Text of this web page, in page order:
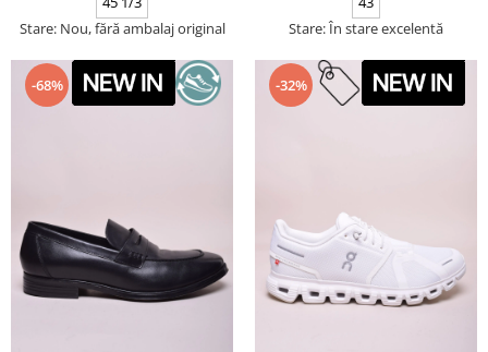
Stare: Nou, fără ambalaj original
Stare: În stare excelentă
-68% -32%